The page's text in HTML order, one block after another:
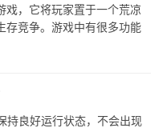
戏，它将玩家置于一个荒凉
存竞争。游戏中有很多功能
持良好运行状态，不会出现